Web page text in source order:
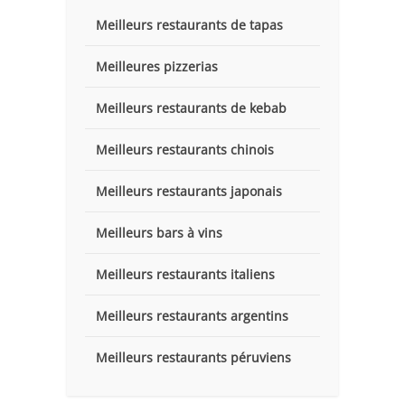
Meilleurs restaurants de tapas
Meilleures pizzerias
Meilleurs restaurants de kebab
Meilleurs restaurants chinois
Meilleurs restaurants japonais
Meilleurs bars à vins
Meilleurs restaurants italiens
Meilleurs restaurants argentins
Meilleurs restaurants péruviens